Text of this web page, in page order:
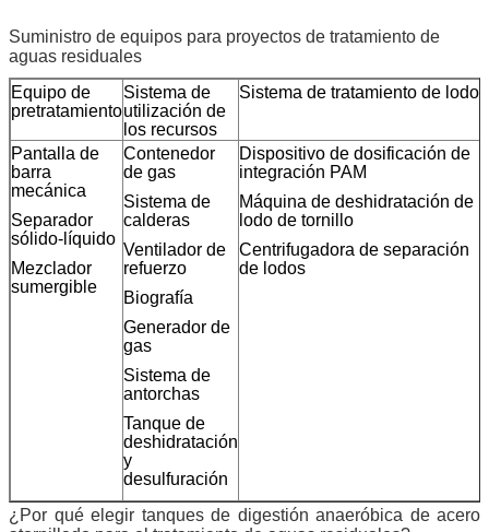
Suministro de equipos para proyectos de tratamiento de
aguas residuales
Equipo de
pretratamiento
Sistema de
utilización de
los recursos
Sistema de tratamiento de lodos
Pantalla de
barra
mecánica
Separador
sólido-líquido
Mezclador
sumergible
Contenedor
de gas
Sistema de
calderas
Ventilador de
refuerzo
Biografía
Generador de
gas
Sistema de
antorchas
Tanque de
deshidratación
y
desulfuración
Dispositivo de dosificación de
integración PAM
Máquina de deshidratación de
lodo de tornillo
Centrifugadora de separación
de lodos
¿Por qué elegir tanques de digestión anaeróbica de acero